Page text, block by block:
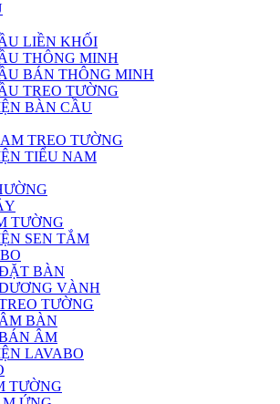
LIỀN KHỐI
THÔNG MINH
BÁN THÔNG MINH
TREO TƯỜNG
BÀN CẦU
TREO TƯỜNG
TIỂU NAM
TƯỜNG
SEN TẮM
BÀN
VÀNH
TƯỜNG
BÀN
ÂM
LAVABO
TƯỜNG